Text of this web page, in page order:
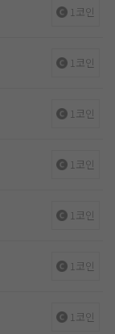
1코인
1코인
1코인
1코인
1코인
1코인
1코인